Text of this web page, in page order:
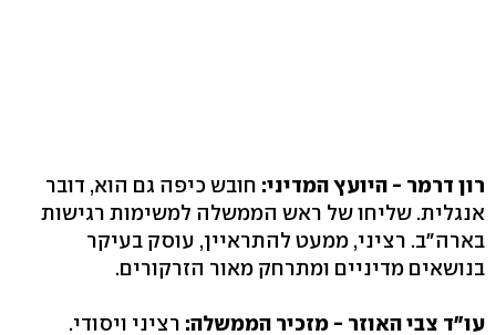
רון דרמר - היועץ המדיני: חובש כיפה גם הוא, דובר
אנגלית. שליחו של ראש הממשלה למשימות רגישות
בארה"ב. רציני, ממעט להתראיין, עוסק בעיקר
בנושאים מדיניים ומתרחק מאור הזרקורים.
עו"ד צבי האוזר - מזכיר הממשלה: רציני ויסודי.